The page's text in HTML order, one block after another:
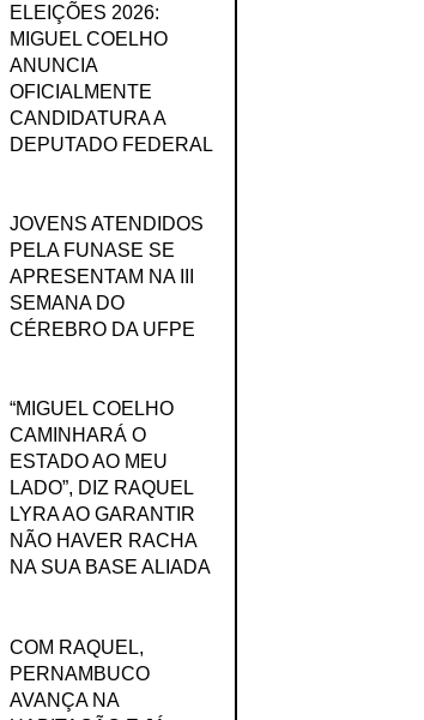
ELEIÇÕES 2026:
MIGUEL COELHO
ANUNCIA
OFICIALMENTE
CANDIDATURA A
DEPUTADO FEDERAL
JOVENS ATENDIDOS
PELA FUNASE SE
APRESENTAM NA III
SEMANA DO
CÉREBRO DA UFPE
“MIGUEL COELHO
CAMINHARÁ O
ESTADO AO MEU
LADO”, DIZ RAQUEL
LYRA AO GARANTIR
NÃO HAVER RACHA
NA SUA BASE ALIADA
COM RAQUEL,
PERNAMBUCO
AVANÇA NA